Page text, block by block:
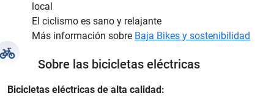
local
El ciclismo es sano y relajante
Más información sobre Baja Bikes y sostenibilidad
Sobre las bicicletas eléctricas
Bicicletas eléctricas de alta calidad: